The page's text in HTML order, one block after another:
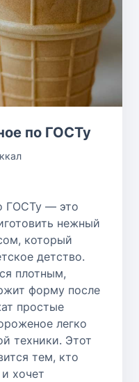
по ГОСТу
ГОСТу — это
нежный
который
детство.
плотным,
форму после
простые
легко
техники. Этот
тем, кто
хочет